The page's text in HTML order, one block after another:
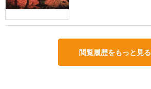
閲覧履歴をもっと見る